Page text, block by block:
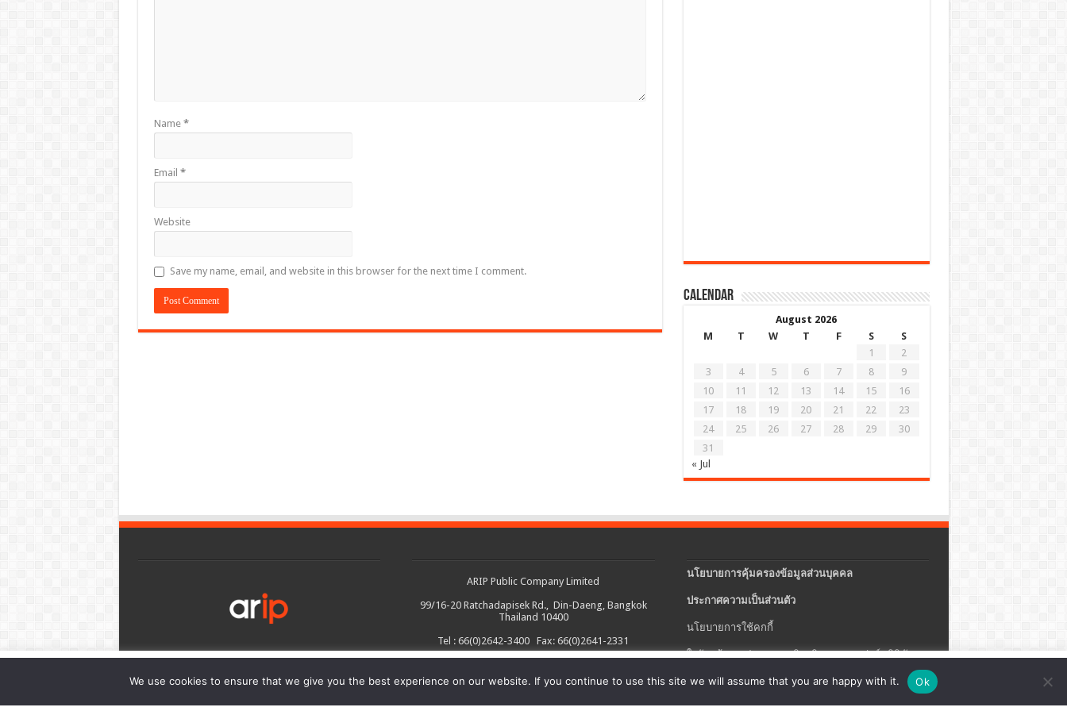
Name *
Email *
Website
Save my name, email, and website in this browser for the next time I comment.
Calendar
August 2026
M
T W T F S
S
1
2
3
4 5 6 7 8
9
10
11 12 13 14 15
16
17
18 19 20 21 22
23
24
25 26 27 28 29
30
31
« Jul
ARIP Public Company Limited
99/16-20 Ratchadapisek Rd., Din-Daeng, Bangkok
Thailand 10400
Tel : 66(0)2642-3400 Fax: 66(0)2641-2331
นโยบายการคุ้มครองข้อมูลส่วนบุคคล
ประกาศความเป็นส่วนตัว
นโยบายการใช้คกกี้
ใบรับแจ้งการประกอบธุรกิจบริการแพลตฟอร์มดิจิทัล
นโยบายความปลอดภัยของข้อมูลสารสนเทศ
การนำเสนอเนื้อหาตรงตามความต้องการของท่าน โดยสามารถศึกษารายละเอียดเพิ่มเติมได้ใน นโยบายคุกกี้
We use cookies to ensure that we give you the best experience on our website. If you continue to use this site we will assume that you are happy with it. Ok